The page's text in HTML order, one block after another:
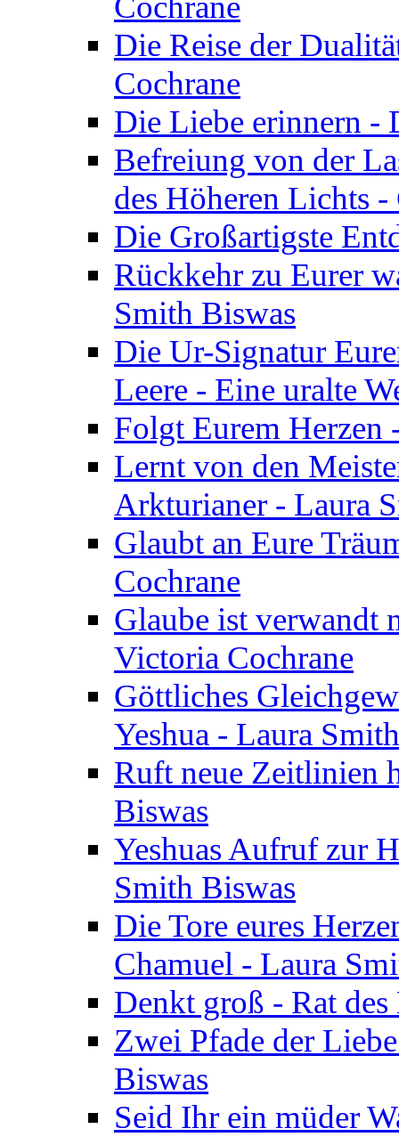
Die Reise der
Cochrane
Die Liebe erinnern -
Befreiung von der
des Höheren Lichts
Die Großartigste
Rückkehr zu Eurer
Smith Biswas
Die Ur-Signatur
Leere - Eine uralte
Folgt Eurem
Lernt von den
Arkturianer - Laura
Glaubt an Eure
Cochrane
Glaube ist verwandt
Victoria Cochrane
Göttliches
Yeshua - Laura
Ruft neue Zeitlinien
Biswas
Yeshuas Aufruf zur
Smith Biswas
Die Tore eures
Chamuel - Laura
Denkt groß - Rat
Zwei Pfade der
Biswas
Seid Ihr ein müder